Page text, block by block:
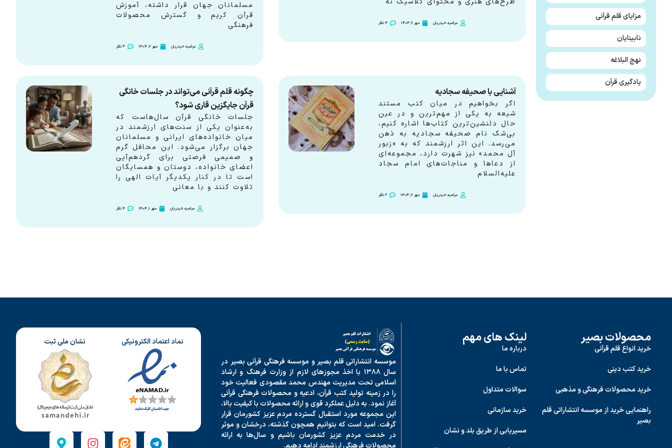
مزایای قلم قرآنی
نابینایان
نهج البلاغه
یادگیری قرآن
مرضیه حیدریان مهر 9, 1404 4 نظر
مسلمانان جهان قرار داشته، آموزش
قرآن کریم و گسترش محصولات
فرهنگی
مرضیه حیدریان مهر 7, 1404 3 نظر
آشنایی با صحیفه سجادیه
اگر بخواهیم در میان کتب مستند
شیعه به یکی از مهم‌ترین و در عین
حال دلنشین‌ترین کتاب‌ها اشاره کنیم،
بی‌شک نام صحیفه سجادیه به ذهن
می‌رسد. این اثر ارزشمند که به «زبور
آل محمد» نیز شهرت دارد، مجموعه‌ای
از دعاها و مناجات‌های امام سجاد
علیه‌السلام
مرضیه حیدریان مهر 7, 1404 2 نظر
چگونه قلم قرآنی می‌تواند در جلسات خانگی
قرآن جایگزین قاری شود؟
جلسات خانگی قرآن سال‌هاست که
به‌عنوان یکی از سنت‌های ارزشمند در
میان خانواده‌های ایرانی و مسلمانان
جهان برگزار می‌شود. این محافل گرم
و صمیمی فرصتی برای گردهم‌آیی
اعضای خانواده، دوستان و همسایگان
است تا در کنار یکدیگر آیات الهی را
تلاوت کنند و با معانی
مرضیه حیدریان مهر 1, 1404 4 نظر
محصولات بصیر
خرید انواع قلم قرآنی
خرید کتب دینی
خرید محصولات فرهنگی و مذهبی
راهنمایی خرید از موسسه انتشاراتی قلم
بصیر
لینک های مهم
درباره ما
تماس با ما
سوالات متداول
خرید سازمانی
مسیریابی از طریق بلد و نشان
موسسه انتشاراتی قلم بصیر و موسسه فرهنگی قرآنی بصیر در
سال ۱۳۸۸ با اخذ مجوزهای لازم از وزارت فرهنگ و ارشاد
اسلامی تحت مدیریت مهندس محمد مقصودی فعالیت خود
را در زمینه تولید کتب قرآن، ادعیه و محصولات فرهنگی قرآنی
آغاز نمود. به دلیل عملکرد قوی و ارائه محصولات با کیفیت بالا،
این مجموعه مورد استقبال گسترده مردم عزیز کشورمان قرار
گرفت. امید است که بتوانیم همچون گذشته، درخشان و موثر
در خدمت مردم عزیز کشورمان باشیم و سال‌ها به ارائه
محصولات فرهنگی ارزشمند ادامه دهیم.
نماد اعتماد الکترونیکی نشان ملی ثبت